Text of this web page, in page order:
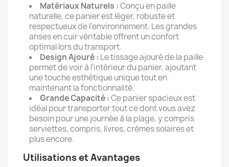
Matériaux Naturels :Conçu en paille
naturelle, ce panier est léger, robuste et
respectueux de l'environnement. Les grandes
anses en cuir véritable offrent un confort
optimal lors du transport.
Design Ajouré : Le tissage ajouré de la paille
permet de voir à l'intérieur du panier, ajoutant
une touche esthétique unique tout en
maintenant la fonctionnalité.
Grande Capacité :Ce panier spacieux est
idéal pour transporter tout ce dont vous avez
besoin pour une journée à la plage, y compris
serviettes, compris, livres, crèmes solaires et
plus encore.
Utilisations et Avantages